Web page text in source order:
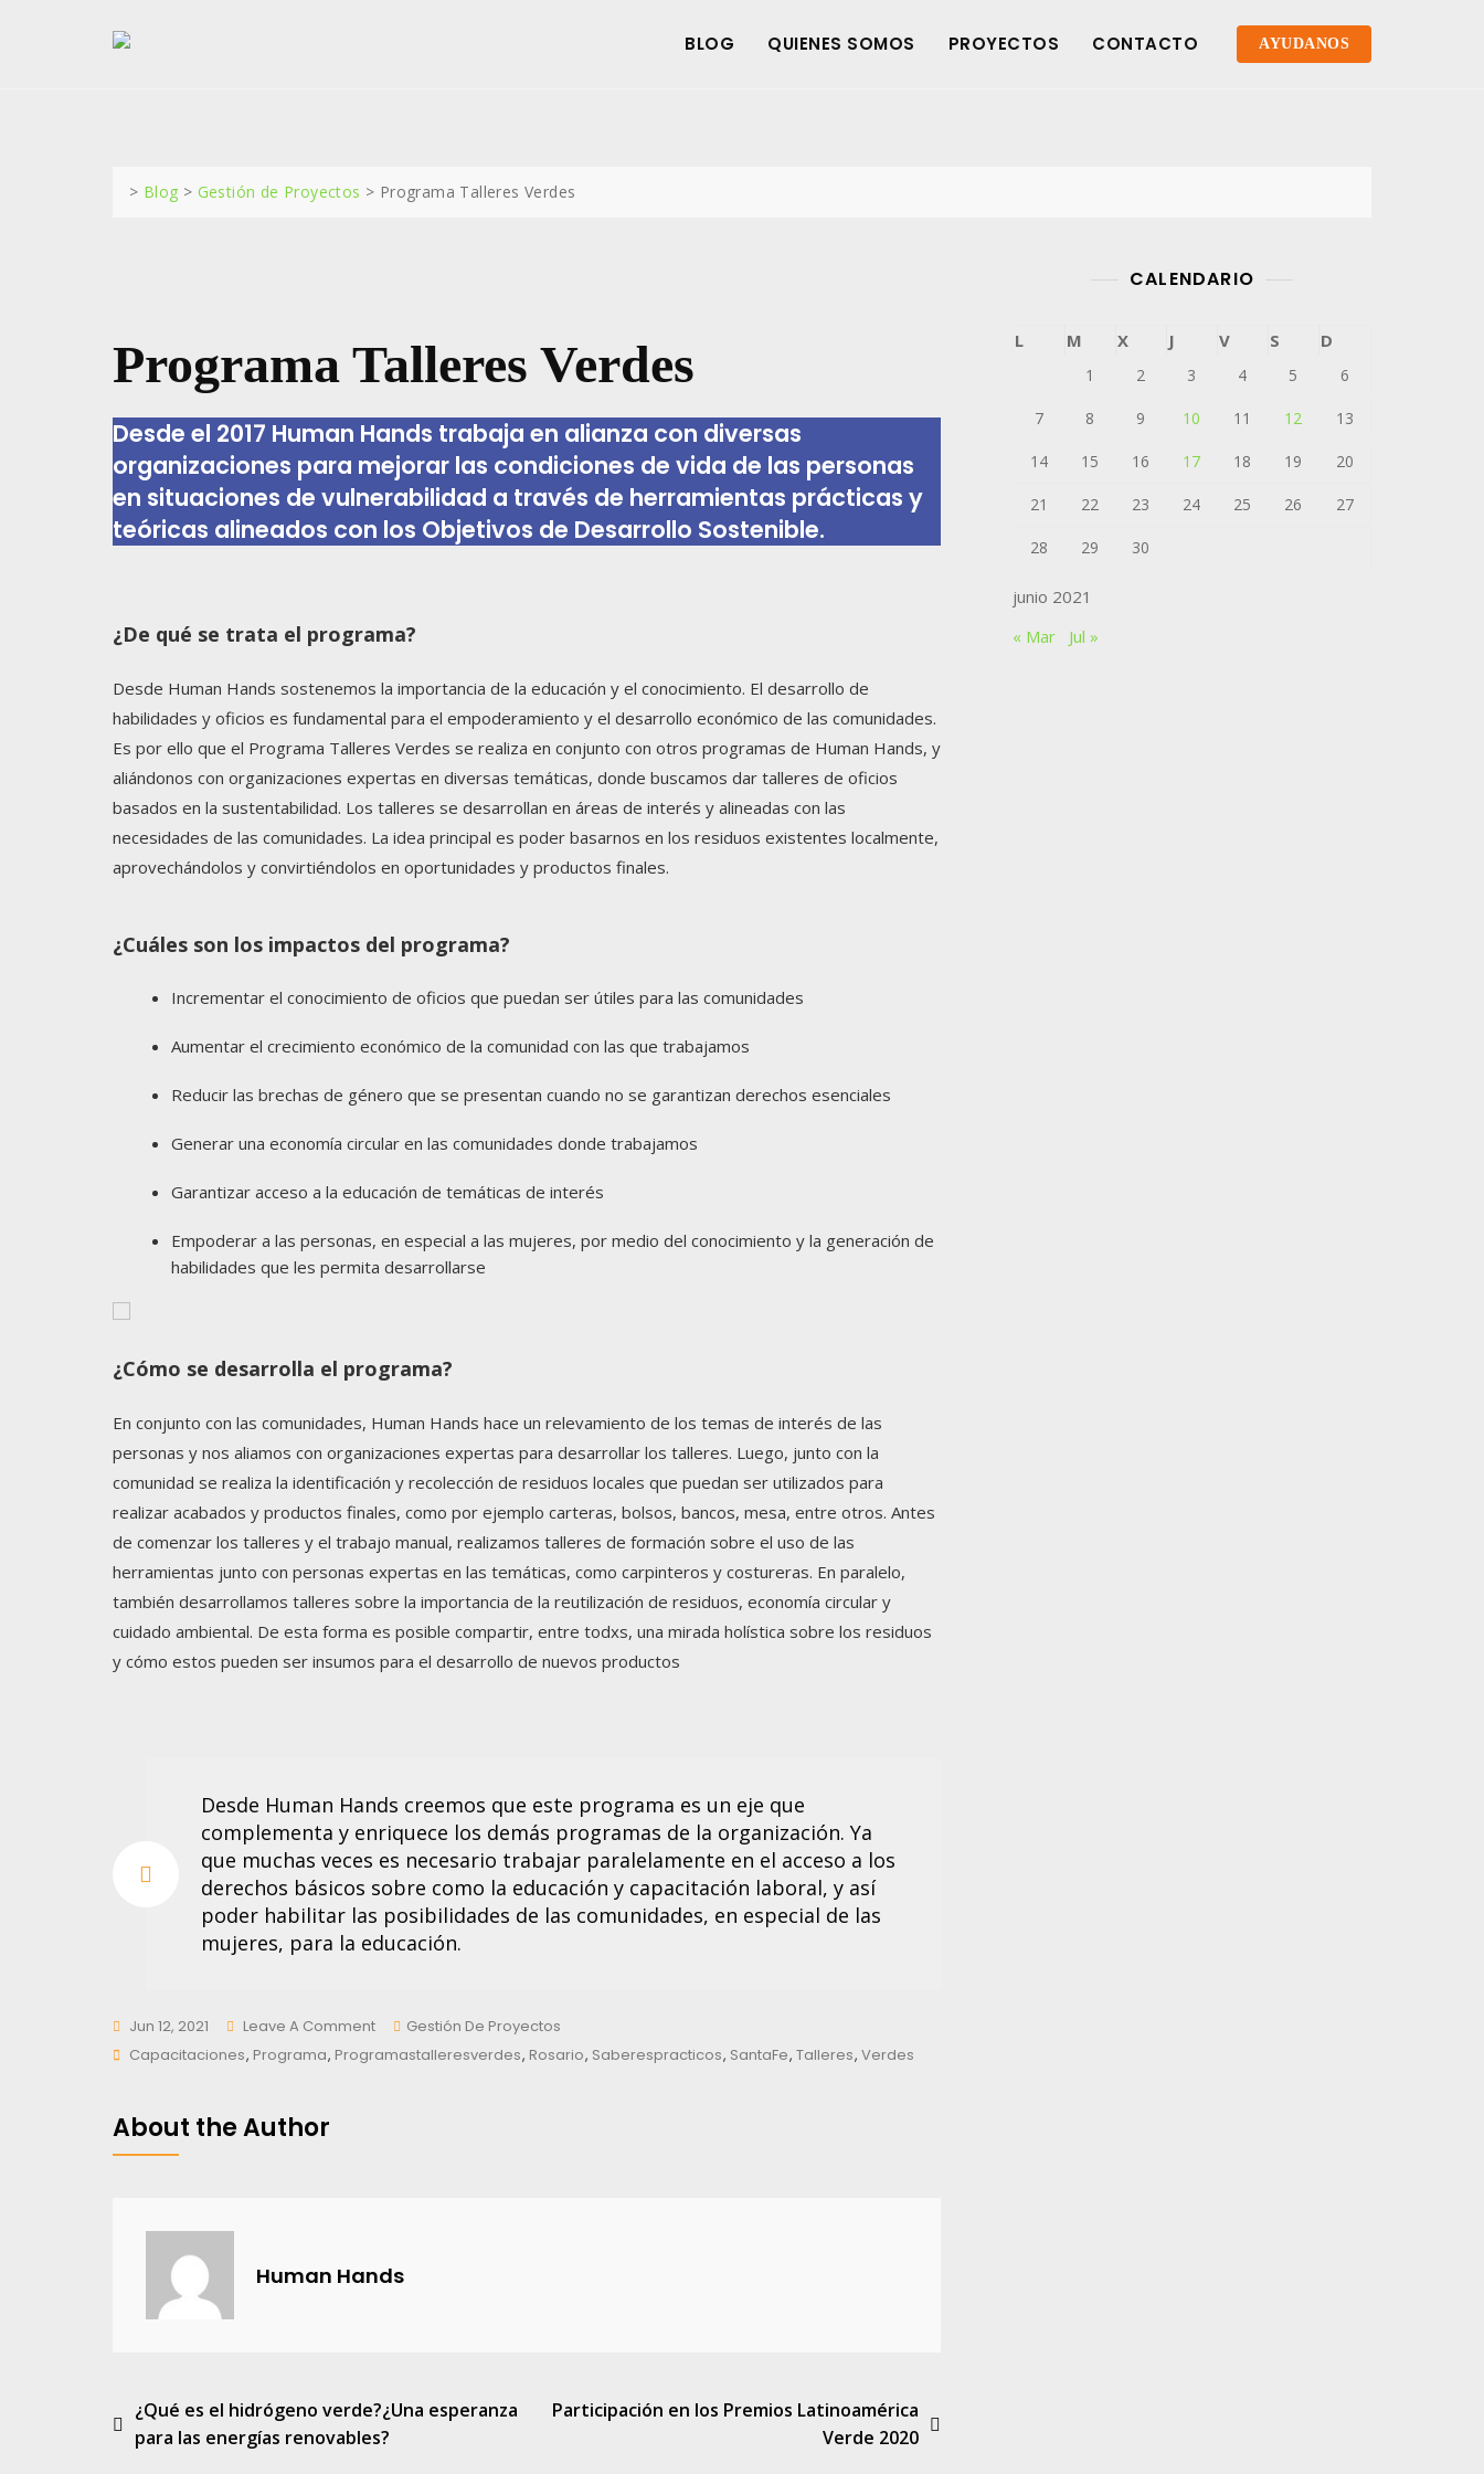
BLOG QUIENES SOMOS PROYECTOS CONTACTO AYUDANOS
> Blog > Gestión de Proyectos > Programa Talleres Verdes
Programa Talleres Verdes
Desde el 2017 Human Hands trabaja en alianza con diversas
organizaciones para mejorar las condiciones de vida de las personas
en situaciones de vulnerabilidad a través de herramientas prácticas y
teóricas alineados con los Objetivos de Desarrollo Sostenible.
¿De qué se trata el programa?
Desde Human Hands sostenemos la importancia de la educación y el conocimiento. El desarrollo de
habilidades y oficios es fundamental para el empoderamiento y el desarrollo económico de las comunidades.
Es por ello que el Programa Talleres Verdes se realiza en conjunto con otros programas de Human Hands, y
aliándonos con organizaciones expertas en diversas temáticas, donde buscamos dar talleres de oficios
basados en la sustentabilidad. Los talleres se desarrollan en áreas de interés y alineadas con las
necesidades de las comunidades. La idea principal es poder basarnos en los residuos existentes localmente,
aprovechándolos y convirtiéndolos en oportunidades y productos finales.
¿Cuáles son los impactos del programa?
Incrementar el conocimiento de oficios que puedan ser útiles para las comunidades
Aumentar el crecimiento económico de la comunidad con las que trabajamos
Reducir las brechas de género que se presentan cuando no se garantizan derechos esenciales
Generar una economía circular en las comunidades donde trabajamos
Garantizar acceso a la educación de temáticas de interés
Empoderar a las personas, en especial a las mujeres, por medio del conocimiento y la generación de
habilidades que les permita desarrollarse
¿Cómo se desarrolla el programa?
En conjunto con las comunidades, Human Hands hace un relevamiento de los temas de interés de las
personas y nos aliamos con organizaciones expertas para desarrollar los talleres. Luego, junto con la
comunidad se realiza la identificación y recolección de residuos locales que puedan ser utilizados para
realizar acabados y productos finales, como por ejemplo carteras, bolsos, bancos, mesa, entre otros. Antes
de comenzar los talleres y el trabajo manual, realizamos talleres de formación sobre el uso de las
herramientas junto con personas expertas en las temáticas, como carpinteros y costureras. En paralelo,
también desarrollamos talleres sobre la importancia de la reutilización de residuos, economía circular y
cuidado ambiental. De esta forma es posible compartir, entre todxs, una mirada holística sobre los residuos
y cómo estos pueden ser insumos para el desarrollo de nuevos productos
Desde Human Hands creemos que este programa es un eje que
complementa y enriquece los demás programas de la organización. Ya
que muchas veces es necesario trabajar paralelamente en el acceso a los
derechos básicos sobre como la educación y capacitación laboral, y así
poder habilitar las posibilidades de las comunidades, en especial de las
mujeres, para la educación.
Jun 12, 2021 Leave A CommentOn
Programa
Gestión De Proyectos
Tags
Capacitaciones, Programa, Programastalleresverdes, Rosario, Saberespracticos, SantaFe, Talleres, Verdes
About the Author
Human Hands
Navegación
de
¿Qué es el hidrógeno verde?¿Una esperanza
para las energías renovables?
Participación en los Premios Latinoamérica
Verde 2020
CALENDARIO
junio 2021
L M X J V S D
1 2 3 4 5 6
7 8 9 10 11 12 13
14 15 16 17 18 19 20
21 22 23 24 25 26 27
28 29 30
« Mar Jul »